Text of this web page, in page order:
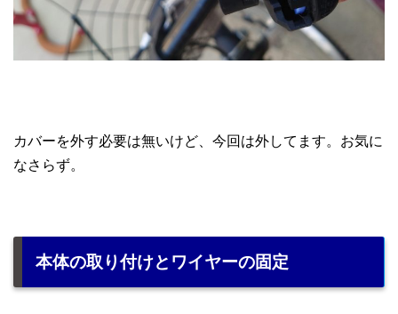
カバーを外す必要は無いけど、今回は外してます。お気に
なさらず。
本体の取り付けとワイヤーの固定